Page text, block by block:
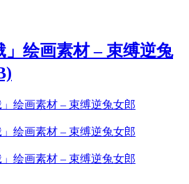
」绘画素材 – 束缚逆兔